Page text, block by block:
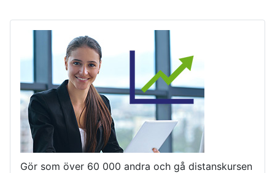
Gör som över 60 000 andra och gå distanskursen